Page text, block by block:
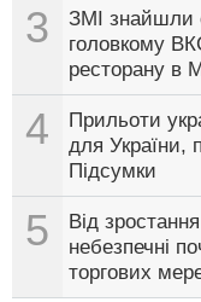
3
ЗМІ знайшли
головкому
ресторану в
4
Прильоти
для України,
Підсумки
5
Від
небезпечні
торгових